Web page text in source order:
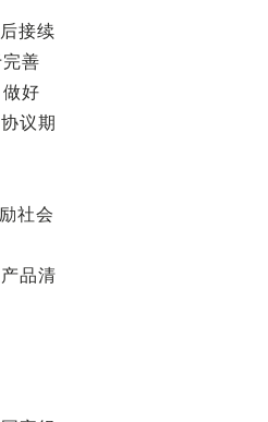
接续
善
好
议期
社会
品清